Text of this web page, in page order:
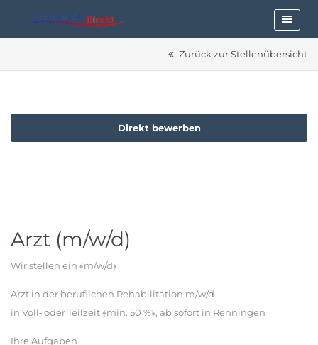
Zurück zur Stellenübersicht
Direkt bewerben
Arzt (m/w/d)
Wir stellen ein ﴾m/w/d﴿
Arzt in der beruflichen Rehabilitation m/w/d
in Voll‐ oder Teilzeit ﴾min. 50 %﴿, ab sofort in Renningen
Ihre Aufgaben